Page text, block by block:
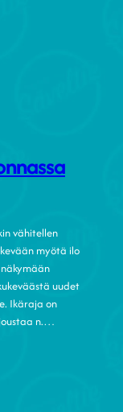
vähitellen
myötä ilo
uudet
Ikäraja on
n.…